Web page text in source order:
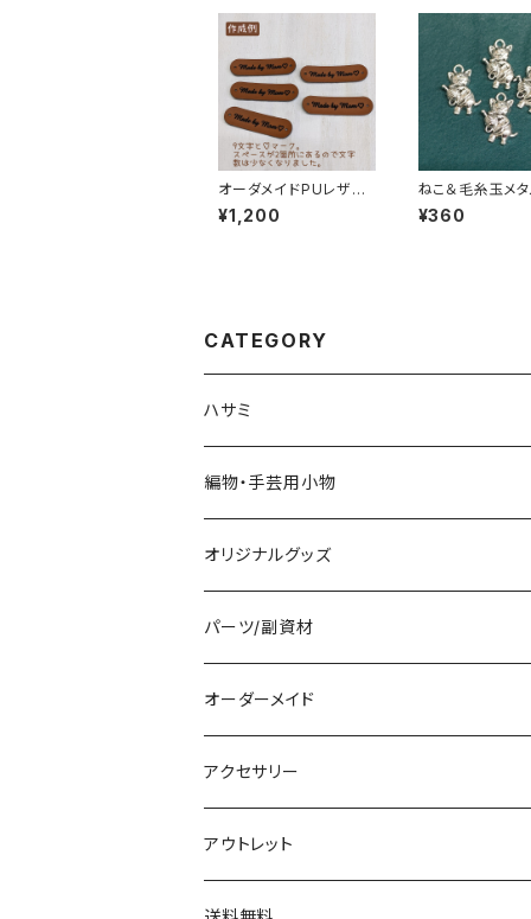
オーダメイドPUレザー
タグ（同文字5枚セット）
お名前タグ・ブランドネ
¥1,200
ねこ＆毛糸玉メ
ーム4個セット
¥360
CATEGORY
ハサミ
編物・手芸用小物
オリジナルグッズ
編み物パターン
パーツ/副資材
タグ
顔パーツ
ボタン
チャーム
オーダーメイド
アクセサリー
アウトレット